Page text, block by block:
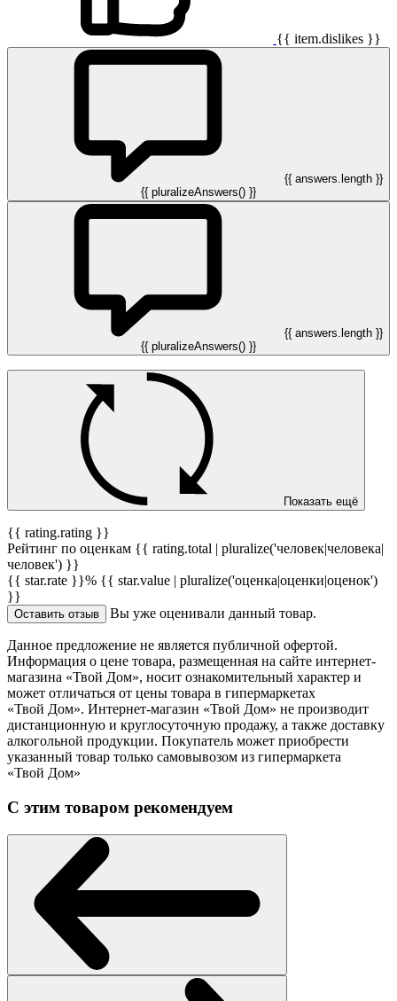
{{ item.dislikes }}
{{ answers.length }}
{{ pluralizeAnswers() }}
{{ answers.length }}
{{ pluralizeAnswers() }}
Показать ещё
{{ rating.rating }}
Рейтинг по оценкам {{ rating.total | pluralize('человек|человека|
человек') }}
{{ star.rate }}% {{ star.value | pluralize('оценка|оценки|оценок')
}}
Оставить отзыв Вы уже оценивали данный товар.
Данное предложение не является публичной офертой.
Информация о цене товара, размещенная на сайте интернет-
магазина «Твой Дом», носит ознакомительный характер и
может отличаться от цены товара в гипермаркетах
«Твой Дом». Интернет-магазин «Твой Дом» не производит
дистанционную и круглосуточную продажу, а также доставку
алкогольной продукции. Покупатель может приобрести
указанный товар только самовывозом из гипермаркета
«Твой Дом»
С этим товаром рекомендуем